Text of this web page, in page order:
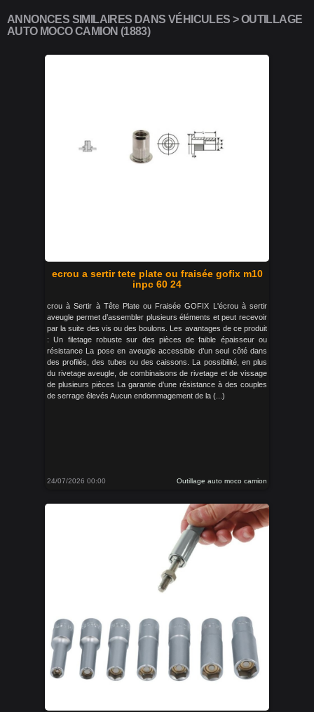
ANNONCES SIMILAIRES DANS VÉHICULES > OUTILLAGE
AUTO MOCO CAMION (1883)
ecrou a sertir tete plate ou fraisée gofix m10
inpc 60 24
crou à Sertir à Tête Plate ou Fraisée GOFIX L'écrou à sertir
aveugle permet d’assembler plusieurs éléments et peut recevoir
par la suite des vis ou des boulons. Les avantages de ce produit
: Un filetage robuste sur des pièces de faible épaisseur ou
résistance La pose en aveugle accessible d’un seul côté dans
des profilés, des tubes ou des caissons. La possibilité, en plus
du rivetage aveugle, de combinaisons de rivetage et de vissage
de plusieurs pièces La garantie d’une résistance à des couples
de serrage élevés Aucun endommagement de la (...)
24/07/2026 00:00 Outillage auto moco camion